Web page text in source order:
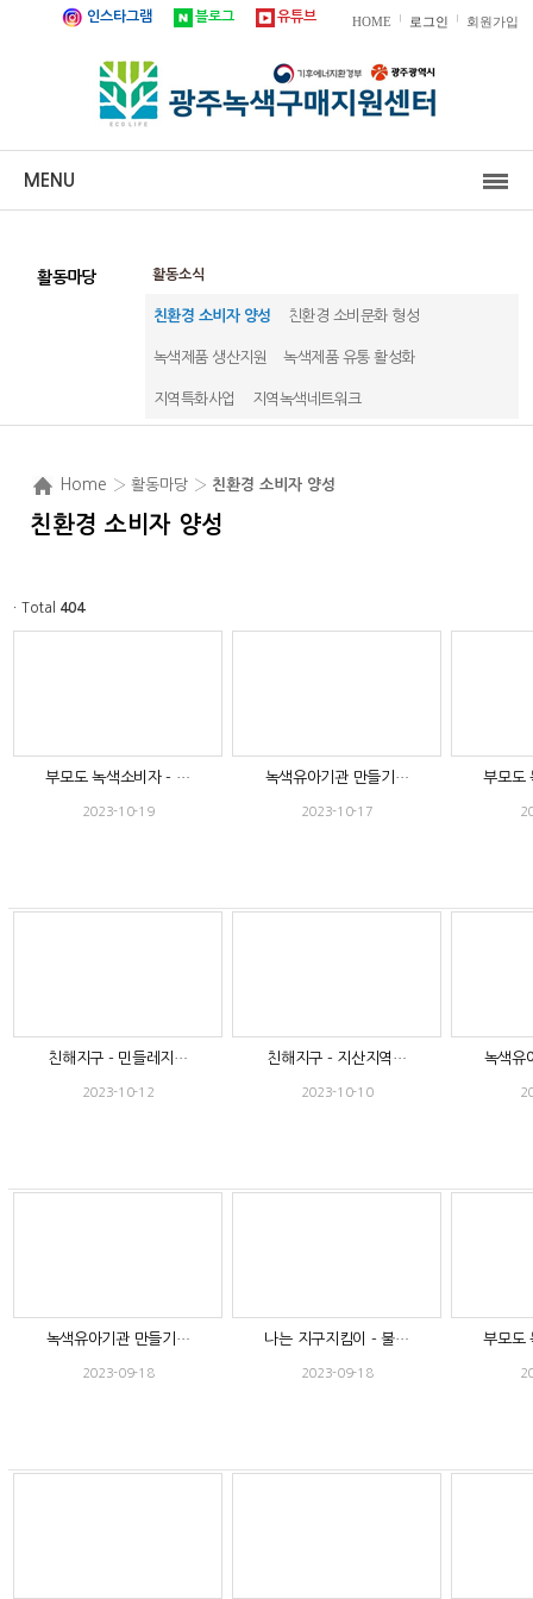
HOME 로그인 회원가입
인스타그램 블로그 유튜브
MENU
활동마당 활동소식
친환경 소비자 양성 친환경 소비문화 형성
녹색제품 생산지원 녹색제품 유통 활성화
지역특화사업 지역녹색네트워크
Home › 활동마당 › 친환경 소비자 양성
친환경 소비자 양성
ㆍTotal 404
부모도 녹색소비자 - …
2023-10-19
녹색유아기관 만들기…
2023-10-17
부모도
친해지구 - 민들레지…
2023-10-12
친해지구 - 지산지역…
2023-10-10
녹색유
녹색유아기관 만들기…
2023-09-18
나는 지구지킴이 - 불…
2023-09-18
부모도